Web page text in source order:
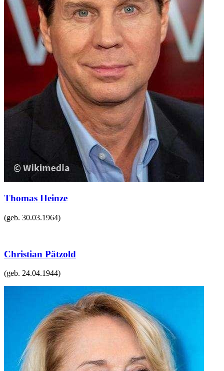
Thomas Heinze
(geb. 30.03.1964)
Christian Pätzold
(geb. 24.04.1944)